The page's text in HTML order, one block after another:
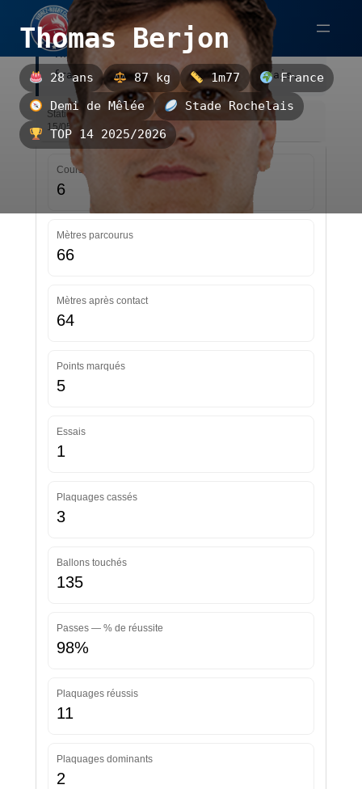
Aller
contenu
Thomas Berjon
28 ans 87 kg 1m77
France
Demi de Mêlée
Stade Rochelais
TOP 14 2025/2026
Thomas Berjon est un demi de mêlée
français, évoluant au Stade Rochelais.
Statistiques — TOP 14 2025/2026 — Mise à jour le
15/05/2026 04:26
Courses
6
Mètres parcourus
66
Mètres après contact
64
Points marqués
5
Essais
1
Plaquages cassés
3
Ballons touchés
135
Passes — % de réussite
98%
Plaquages réussis
11
Plaquages dominants
2